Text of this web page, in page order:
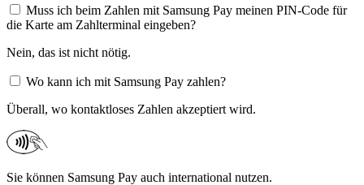
Muss ich beim Zahlen mit Samsung Pay meinen PIN-Code für
die Karte am Zahlterminal eingeben?
Nein, das ist nicht nötig.
Wo kann ich mit Samsung Pay zahlen?
Überall, wo kontaktloses Zahlen akzeptiert wird.​
Sie können Samsung Pay auch international nutzen.